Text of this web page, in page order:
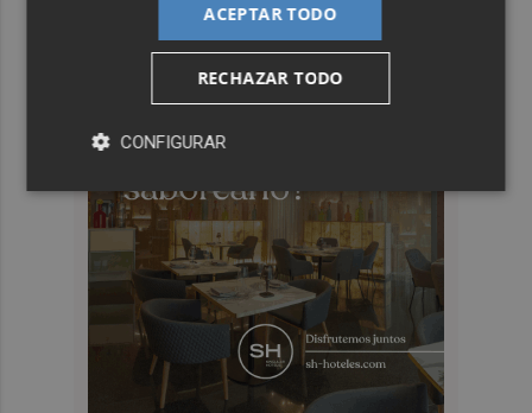
ACEPTAR TODO
RECHAZAR TODO
CONFIGURAR